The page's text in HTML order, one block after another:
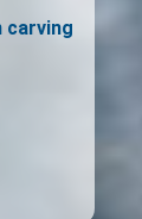
carving